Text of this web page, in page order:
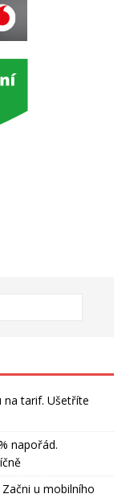
na tarif. Ušetříte
napořád.
u mobilního